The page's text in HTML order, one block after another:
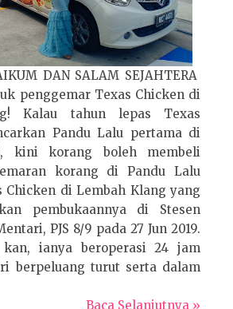
DAN SALAM SEJAHTERA
penggemar Texas Chicken di
Kalau tahun lepas Texas
Pandu Lalu pertama di
kini korang boleh membeli
korang di Pandu Lalu
Chicken di Lembah Klang yang
pembukaannya di Stesen
PJS 8/9 pada 27 Jun 2019.
kan, ianya beroperasi 24 jam
berpeluang turut serta dalam
Baca Selanjutnya »